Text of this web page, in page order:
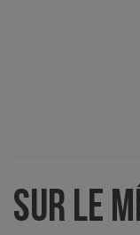
SUR LE